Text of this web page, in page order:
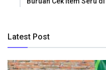
Latest Post